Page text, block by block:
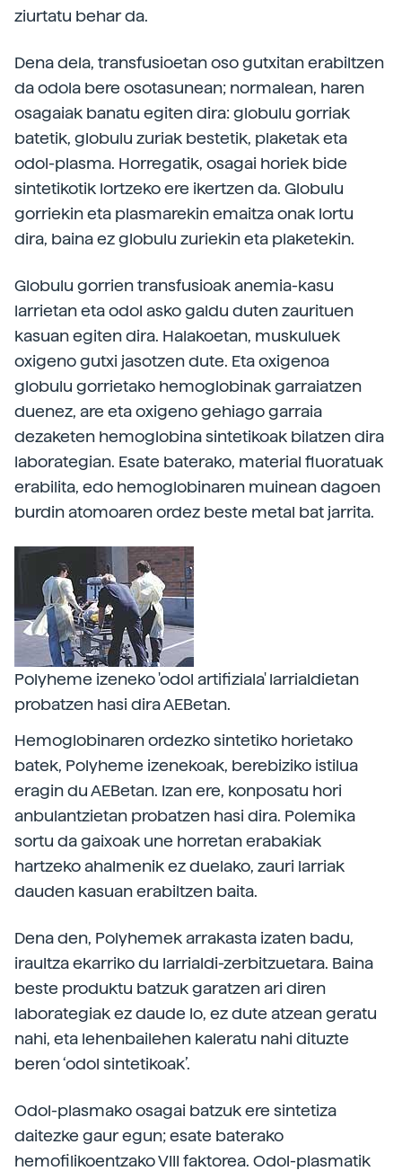
ziurtatu behar da.
Dena dela, transfusioetan oso gutxitan erabiltzen
da odola bere osotasunean; normalean, haren
osagaiak banatu egiten dira: globulu gorriak
batetik, globulu zuriak bestetik, plaketak eta
odol-plasma. Horregatik, osagai horiek bide
sintetikotik lortzeko ere ikertzen da. Globulu
gorriekin eta plasmarekin emaitza onak lortu
dira, baina ez globulu zuriekin eta plaketekin.
Globulu gorrien transfusioak anemia-kasu
larrietan eta odol asko galdu duten zaurituen
kasuan egiten dira. Halakoetan, muskuluek
oxigeno gutxi jasotzen dute. Eta oxigenoa
globulu gorrietako hemoglobinak garraiatzen
duenez, are eta oxigeno gehiago garraia
dezaketen hemoglobina sintetikoak bilatzen dira
laborategian. Esate baterako, material fluoratuak
erabilita, edo hemoglobinaren muinean dagoen
burdin atomoaren ordez beste metal bat jarrita.
Polyheme izeneko 'odol artifiziala' larrialdietan
probatzen hasi dira AEBetan.
Hemoglobinaren ordezko sintetiko horietako
batek, Polyheme izenekoak, berebiziko istilua
eragin du AEBetan. Izan ere, konposatu hori
anbulantzietan probatzen hasi dira. Polemika
sortu da gaixoak une horretan erabakiak
hartzeko ahalmenik ez duelako, zauri larriak
dauden kasuan erabiltzen baita.
Dena den, Polyhemek arrakasta izaten badu,
iraultza ekarriko du larrialdi-zerbitzuetara. Baina
beste produktu batzuk garatzen ari diren
laborategiak ez daude lo, ez dute atzean geratu
nahi, eta lehenbailehen kaleratu nahi dituzte
beren ‘odol sintetikoak’.
Odol-plasmako osagai batzuk ere sintetiza
daitezke gaur egun; esate baterako
hemofilikoentzako VIII faktorea. Odol-plasmatik